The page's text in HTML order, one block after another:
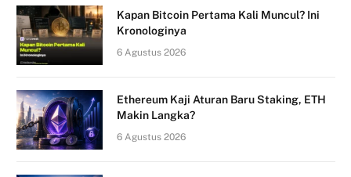
Kapan Bitcoin Pertama Kali Muncul? Ini
Kronologinya
6 Agustus 2026
Ethereum Kaji Aturan Baru Staking, ETH
Makin Langka?
6 Agustus 2026